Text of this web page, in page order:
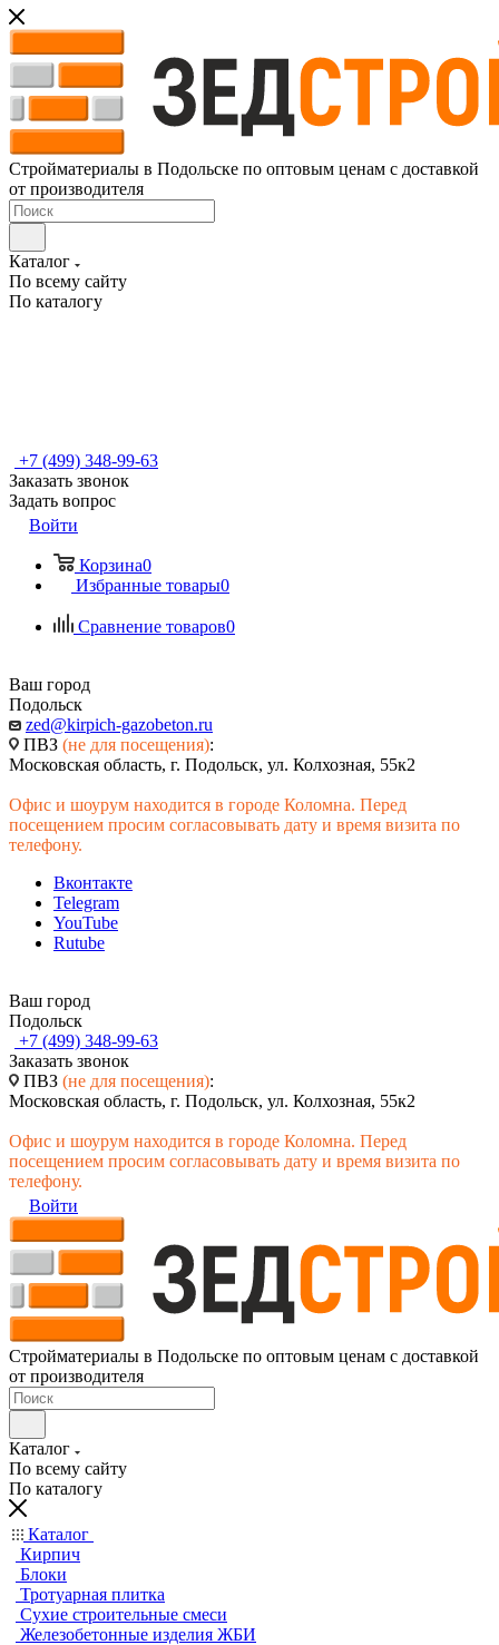
Стройматериалы в Подольске по оптовым ценам с доставкой
от производителя
Каталог
По всему сайту
По каталогу
+7 (499) 348-99-63
Заказать звонок
Задать вопрос
Войти
Корзина0
Избранные товары0
Сравнение товаров0
Ваш город
Подольск
zed@kirpich-gazobeton.ru
ПВЗ (не для посещения):
Московская область, г. Подольск, ул. Колхозная, 55к2
Офис и шоурум находится в городе Коломна. Перед
посещением просим согласовывать дату и время визита по
телефону.
Вконтакте
Telegram
YouTube
Rutube
Ваш город
Подольск
+7 (499) 348-99-63
Заказать звонок
ПВЗ (не для посещения):
Московская область, г. Подольск, ул. Колхозная, 55к2
Офис и шоурум находится в городе Коломна. Перед
посещением просим согласовывать дату и время визита по
телефону.
Войти
Стройматериалы в Подольске по оптовым ценам с доставкой
от производителя
Каталог
По всему сайту
По каталогу
Каталог
Кирпич
Блоки
Тротуарная плитка
Сухие строительные смеси
Железобетонные изделия ЖБИ